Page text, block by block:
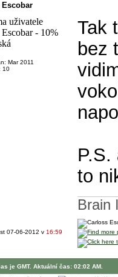
Mar 2011
10
Tak
bez
to
Brain
07-06-2012 v 16:59
je GMT. Aktuální čas: 02:02 AM.